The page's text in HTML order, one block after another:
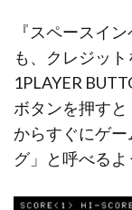
『スペースイ
も、クレジッ
1PLAYER
ボタンを押すと
からすぐにゲ
グ」と呼べるよ